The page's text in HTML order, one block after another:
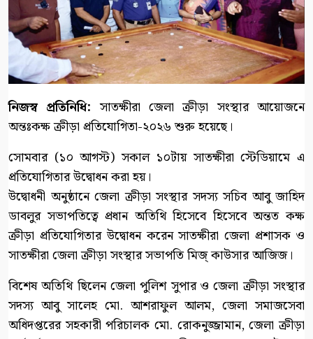
নিজস্ব প্রতিনিধি: সাতক্ষীরা জেলা ক্রীড়া সংস্থার আয়োজনে
অন্তঃকক্ষ ক্রীড়া প্রতিযোগিতা-২০২৬ শুরু হয়েছে।
সোমবার (১০ আগস্ট) সকাল ১০টায় সাতক্ষীরা স্টেডিয়ামে এ
প্রতিযোগিতার উদ্বোধন করা হয়।
উদ্বোধনী অনুষ্ঠানে জেলা ক্রীড়া সংস্থার সদস্য সচিব আবু জাহিদ
ডাবলুর সভাপতিত্বে প্রধান অতিথি হিসেবে হিসেবে অন্তত কক্ষ
ক্রীড়া প্রতিযোগিতার উদ্বোধন করেন সাতক্ষীরা জেলা প্রশাসক ও
সাতক্ষীরা জেলা ক্রীড়া সংস্থার সভাপতি মিজ্ কাউসার আজিজ।
বিশেষ অতিথি ছিলেন জেলা পুলিশ সুপার ও জেলা ক্রীড়া সংস্থার
সদস্য আবু সালেহ মো. আশরাফুল আলম, জেলা সমাজসেবা
অধিদপ্তরের সহকারী পরিচালক মো. রোকনুজ্জামান, জেলা ক্রীড়া